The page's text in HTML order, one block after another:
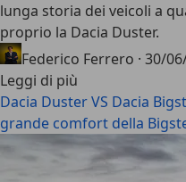
lunga storia dei veicoli a
proprio la Dacia Duster.
Federico Ferrero · 30/
Leggi di più
Dacia Duster VS Dacia
grande comfort della